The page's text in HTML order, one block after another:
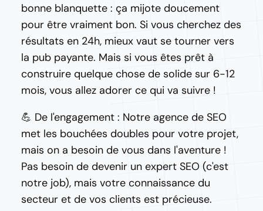
bonne blanquette : ça mijote doucement
pour être vraiment bon. Si vous cherchez des
résultats en 24h, mieux vaut se tourner vers
la pub payante. Mais si vous êtes prêt à
construire quelque chose de solide sur 6-12
mois, vous allez adorer ce qui va suivre !
💪 De l'engagement : Notre agence de SEO
met les bouchées doubles pour votre projet,
mais on a besoin de vous dans l'aventure !
Pas besoin de devenir un expert SEO (c'est
notre job), mais votre connaissance du
secteur et de vos clients est précieuse.